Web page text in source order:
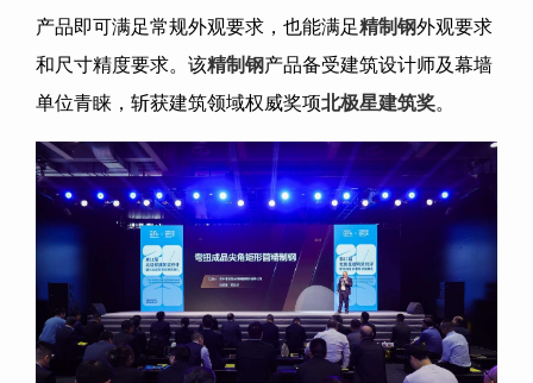
产品即可满足常规外观要求，也能满足精制钢外观要求
和尺寸精度要求。该精制钢产品备受建筑设计师及幕墙
单位青睐，斩获建筑领域权威奖项北极星建筑奖。